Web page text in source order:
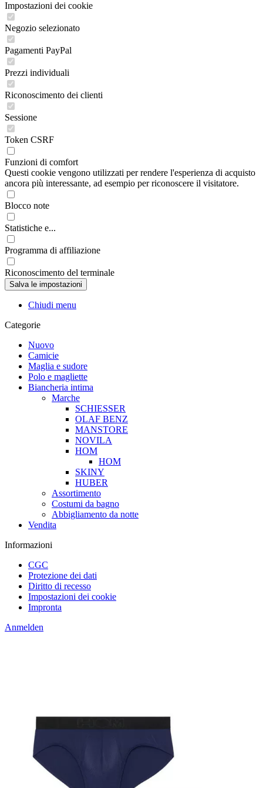
Impostazioni dei cookie
Negozio selezionato
Pagamenti PayPal
Prezzi individuali
Riconoscimento dei clienti
Sessione
Token CSRF
Funzioni di comfort
Questi cookie vengono utilizzati per rendere l'esperienza di acquisto
ancora più interessante, ad esempio per riconoscere il visitatore.
Blocco note
Statistiche e...
Programma di affiliazione
Riconoscimento del terminale
Chiudi menu
Categorie
Nuovo
Camicie
Maglia e sudore
Polo e magliette
Biancheria intima
Marche
SCHIESSER
OLAF BENZ
MANSTORE
NOVILA
HOM
HOM
SKINY
HUBER
Assortimento
Costumi da bagno
Abbigliamento da notte
Vendita
Informazioni
CGC
Protezione dei dati
Diritto di recesso
Impostazioni dei cookie
Impronta
Anmelden